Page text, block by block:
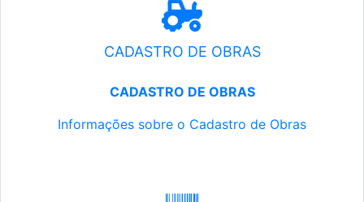
CADASTRO DE OBRAS
CADASTRO DE OBRAS
Informações sobre o Cadastro de Obras